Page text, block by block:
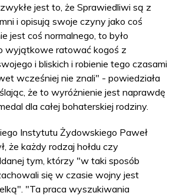
jest to, że Sprawiedliwi są z
i opisują swoje czyny jako coś
jest coś normalnego, to było
wyjątkowe ratować kogoś z
i bliskich i robienie tego czasami
wcześniej nie znali" - powiedziała
że to wyróżnienie jest naprawdę
dla całej bohaterskiej rodziny.
Instytutu Żydowskiego Paweł
że każdy rodzaj hołdu czy
tym, którzy "w taki sposób
się w czasie wojny jest
"Ta praca wyszukiwania